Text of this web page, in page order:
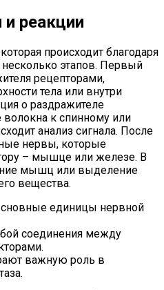
реакции
происходит благодаря
этапов. Первый
рецепторами,
тела или внутри
о раздражителе
волокна к спинному или
анализ сигнала. После
нервы, которые
– мышце или железе. В
мышц или выделение
вещества.
единицы нервной
соединения между
важную роль в